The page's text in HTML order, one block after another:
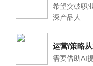
希望突破职
深产品人
运营/策略
需要借助AI